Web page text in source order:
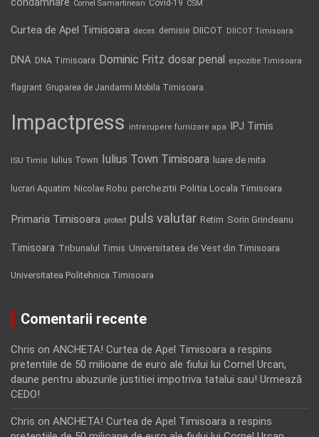
Cornel Samartinean Covid-19 CSM
Curtea de Apel Timisoara deces demisie DIICOT DIICOT Timisoara
DNA DNA Timisoara Dominic Fritz dosar penal expozitie Timisoara
flagrant Gruparea de Jandarmi Mobila Timisoara
Impactpress intrerupere furnizare apa IPJ Timis
ISU Timis Iulius Town Iulius Town Timisoara luare de mita
lucrari Aquatim Nicolae Robu perchezitii Politia Locala Timisoara
Primaria Timisoara protest puls valutar Retim Sorin Grindeanu
Timisoara Tribunalul Timis Universitatea de Vest din Timisoara
Universitatea Politehnica Timisoara
Comentarii recente
Chris on ANCHETA! Curtea de Apel Timisoara a respins
pretentiile de 50 milioane de euro ale fiului lui Cornel Urcan,
daune pentru abuzurile justitiei impotriva tatalui sau! Urmează
CEDO!
Chris on ANCHETA! Curtea de Apel Timisoara a respins